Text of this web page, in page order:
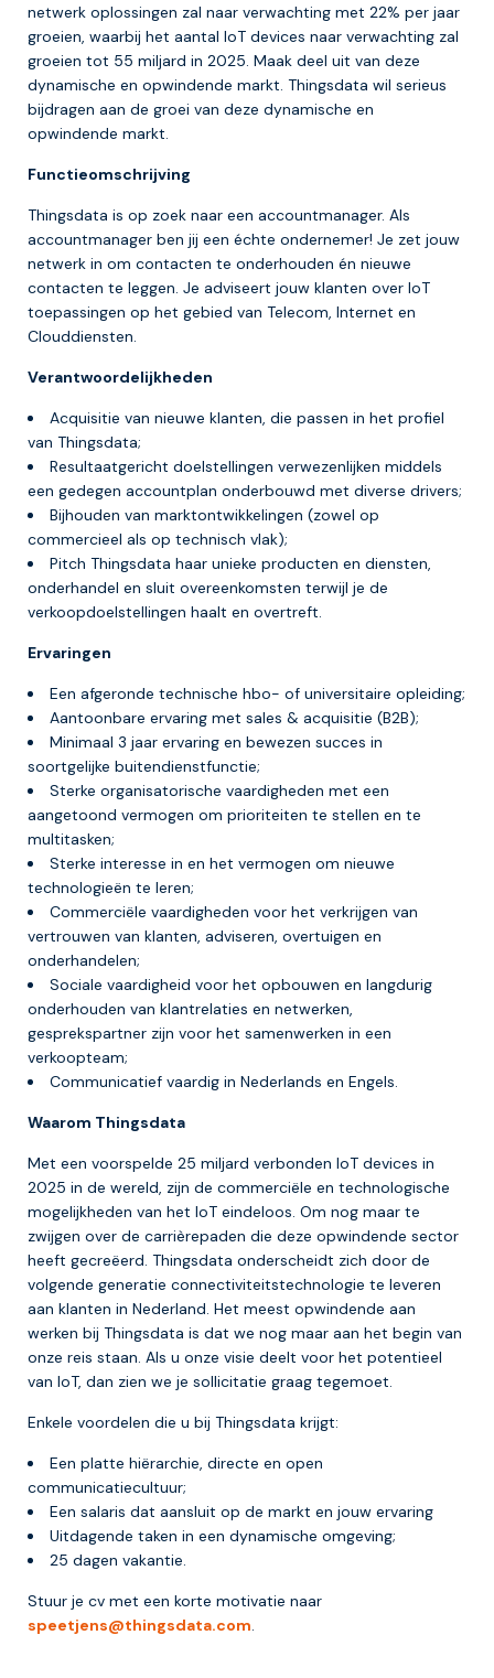
netwerk oplossingen zal naar verwachting met 22% per jaar
groeien, waarbij het aantal IoT devices naar verwachting zal
groeien tot 55 miljard in 2025. Maak deel uit van deze
dynamische en opwindende markt. Thingsdata wil serieus
bijdragen aan de groei van deze dynamische en
opwindende markt.
Functieomschrijving
Thingsdata is op zoek naar een accountmanager. Als
accountmanager ben jij een échte ondernemer! Je zet jouw
netwerk in om contacten te onderhouden én nieuwe
contacten te leggen. Je adviseert jouw klanten over IoT
toepassingen op het gebied van Telecom, Internet en
Clouddiensten.
Verantwoordelijkheden
Acquisitie van nieuwe klanten, die passen in het profiel
van Thingsdata;
Resultaatgericht doelstellingen verwezenlijken middels
een gedegen accountplan onderbouwd met diverse drivers;
Bijhouden van marktontwikkelingen (zowel op
commercieel als op technisch vlak);
Pitch Thingsdata haar unieke producten en diensten,
onderhandel en sluit overeenkomsten terwijl je de
verkoopdoelstellingen haalt en overtreft.
Ervaringen
Een afgeronde technische hbo- of universitaire opleiding;
Aantoonbare ervaring met sales & acquisitie (B2B);
Minimaal 3 jaar ervaring en bewezen succes in
soortgelijke buitendienstfunctie;
Sterke organisatorische vaardigheden met een
aangetoond vermogen om prioriteiten te stellen en te
multitasken;
Sterke interesse in en het vermogen om nieuwe
technologieën te leren;
Commerciële vaardigheden voor het verkrijgen van
vertrouwen van klanten, adviseren, overtuigen en
onderhandelen;
Sociale vaardigheid voor het opbouwen en langdurig
onderhouden van klantrelaties en netwerken,
gesprekspartner zijn voor het samenwerken in een
verkoopteam;
Communicatief vaardig in Nederlands en Engels.
Waarom Thingsdata
Met een voorspelde 25 miljard verbonden IoT devices in
2025 in de wereld, zijn de commerciële en technologische
mogelijkheden van het IoT eindeloos. Om nog maar te
zwijgen over de carrièrepaden die deze opwindende sector
heeft gecreëerd. Thingsdata onderscheidt zich door de
volgende generatie connectiviteitstechnologie te leveren
aan klanten in Nederland. Het meest opwindende aan
werken bij Thingsdata is dat we nog maar aan het begin van
onze reis staan. Als u onze visie deelt voor het potentieel
van IoT, dan zien we je sollicitatie graag tegemoet.
Enkele voordelen die u bij Thingsdata krijgt:
Een platte hiërarchie, directe en open
communicatiecultuur;
Een salaris dat aansluit op de markt en jouw ervaring
Uitdagende taken in een dynamische omgeving;
25 dagen vakantie.
Stuur je cv met een korte motivatie naar
speetjens@thingsdata.com.